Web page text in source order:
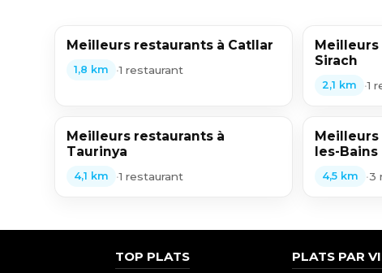
Meilleurs restaurants à Catllar
1,8 km •1 restaurant
Meilleurs
Sirach
2,1 km •1
Meilleurs restaurants à
Taurinya
4,1 km •1 restaurant
Meilleurs
les-Bains
4,5 km •3
TOP PLATS PLATS PAR